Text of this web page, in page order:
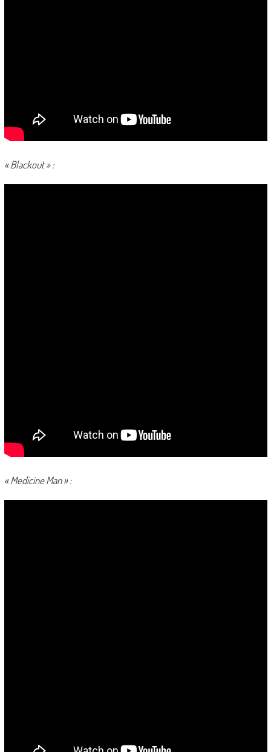
« Blackout » :
« Medicine Man » :